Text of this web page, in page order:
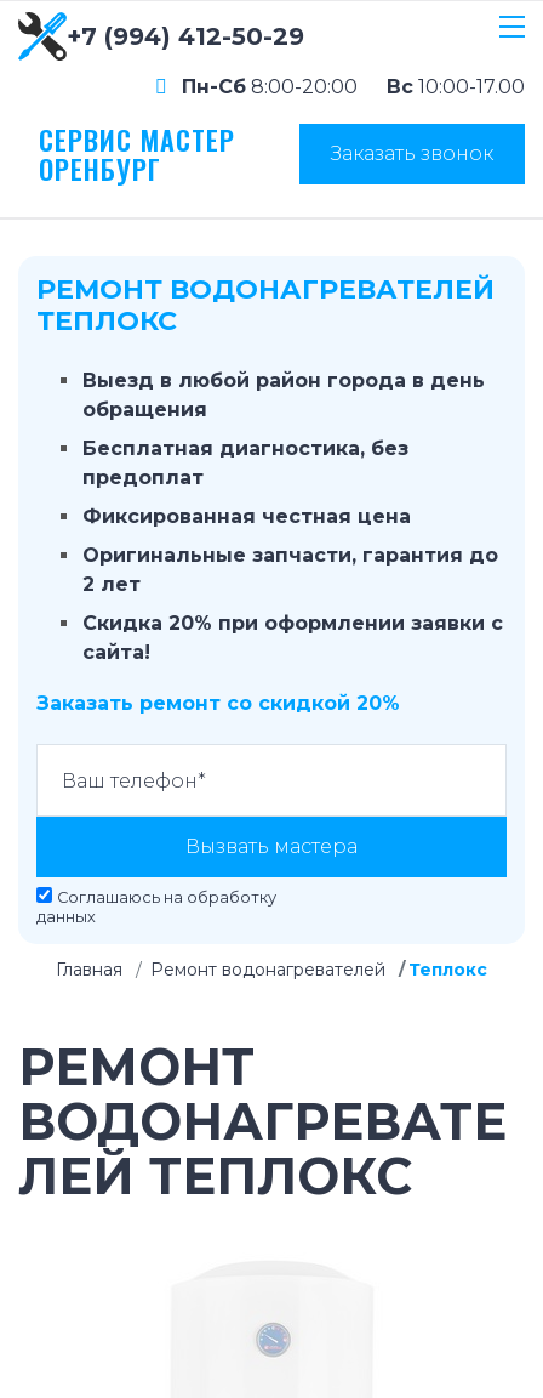
+7 (994) 412-50-29
Пн-Сб 8:00-20:00 Вс 10:00-17.00
СЕРВИС МАСТЕР
ОРЕНБУРГ Заказать звонок
РЕМОНТ ВОДОНАГРЕВАТЕЛЕЙ
ТЕПЛОКС
Выезд в любой район города в день
обращения
Бесплатная диагностика, без
предоплат
Фиксированная честная цена
Оригинальные запчасти, гарантия до
2 лет
Скидка 20% при оформлении заявки с
сайта!
Заказать ремонт со скидкой 20%
Вызвать мастера
Соглашаюсь на обработку
данных
Главная Ремонт водонагревателей Теплокс
РЕМОНТ
ВОДОНАГРЕВАТЕ
ЛЕЙ ТЕПЛОКС